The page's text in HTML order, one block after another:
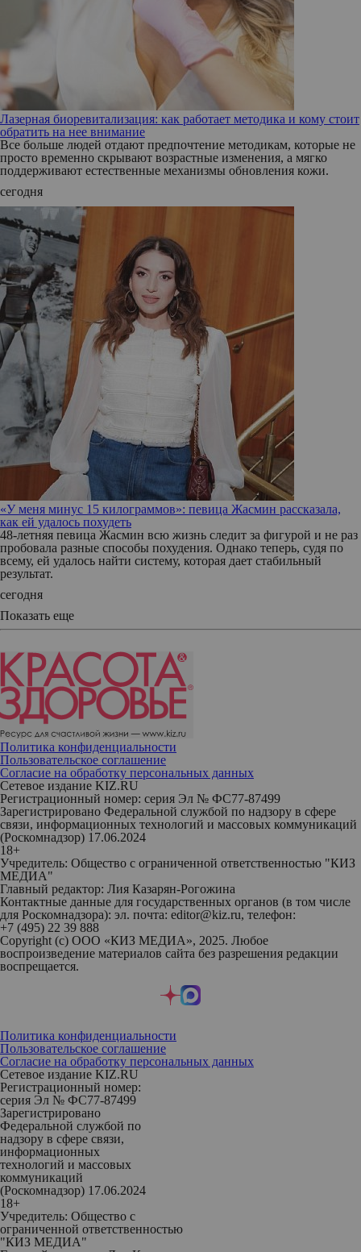
Лазерная биоревитализация: как работает методика и кому стоит
обратить на нее внимание
Все больше людей отдают предпочтение методикам, которые не
просто временно скрывают возрастные изменения, а мягко
поддерживают естественные механизмы обновления кожи.
сегодня
«У меня минус 15 килограммов»: певица Жасмин рассказала,
как ей удалось похудеть
48-летняя певица Жасмин всю жизнь следит за фигурой и не раз
пробовала разные способы похудения. Однако теперь, судя по
всему, ей удалось найти систему, которая дает стабильный
результат.
сегодня
Показать еще
Политика конфиденциальности
Пользовательское соглашение
Согласие на обработку персональных данных
Сетевое издание KIZ.RU
Регистрационный номер: серия Эл № ФС77-87499
Зарегистрировано Федеральной службой по надзору в сфере
связи, информационных технологий и массовых коммуникаций
(Роскомнадзор) 17.06.2024
18+
Учредитель: Общество с ограниченной ответственностью "КИЗ
МЕДИА"
Главный редактор: Лия Казарян-Рогожина
Контактные данные для государственных органов (в том числе
для Роскомнадзора): эл. почта: editor@kiz.ru, телефон:
+7 (495) 22 39 888
Copyright (с) ООО «КИЗ МЕДИА», 2025. Любое
воспроизведение материалов сайта без разрешения редакции
воспрещается.
Политика конфиденциальности
Пользовательское соглашение
Согласие на обработку персональных данных
Сетевое издание KIZ.RU
Регистрационный номер:
серия Эл № ФС77-87499
Зарегистрировано
Федеральной службой по
надзору в сфере связи,
информационных
технологий и массовых
коммуникаций
(Роскомнадзор) 17.06.2024
18+
Учредитель: Общество с
ограниченной ответственностью
"КИЗ МЕДИА"